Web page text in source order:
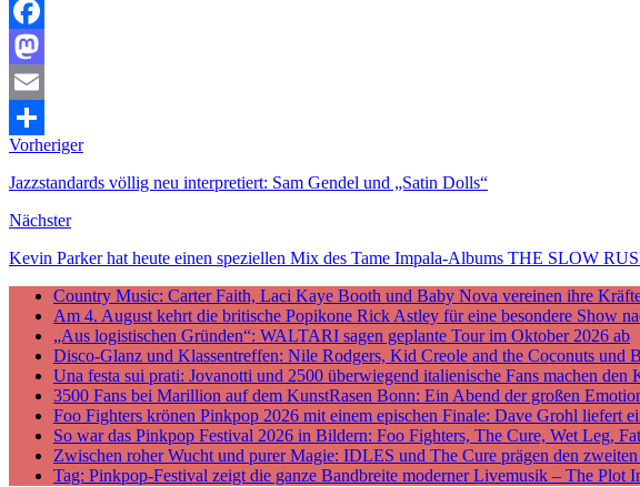
Facebook
Mastodon
Email
Teilen
Vorheriger
Jazzstandards völlig neu interpretiert: Sam Gendel und „Satin Dolls“
Nächster
Kevin Parker hat heute einen speziellen Mix des Tame Impala-Albums THE SLOW
Country Music: Carter Faith, Laci Kaye Booth und Baby Nova vereinen ihre
Am 4. August kehrt die britische Popikone Rick Astley für eine besondere Show
„Aus logistischen Gründen“: WALTARI sagen geplante Tour im Oktober 2026 ab
Disco-Glanz und Klassentreffen: Nile Rodgers, Kid Creole and the Coconuts und
Una festa sui prati: Jovanotti und 2500 überwiegend italienische Fans machen
3500 Fans bei Marillion auf dem KunstRasen Bonn: Ein Abend der großen
Foo Fighters krönen Pinkpop 2026 mit einem epischen Finale: Dave Grohl liefert
So war das Pinkpop Festival 2026 in Bildern: Foo Fighters, The Cure, Wet Leg,
Zwischen roher Wucht und purer Magie: IDLES und The Cure prägen den
Tag: Pinkpop-Festival zeigt die ganze Bandbreite moderner Livemusik – The